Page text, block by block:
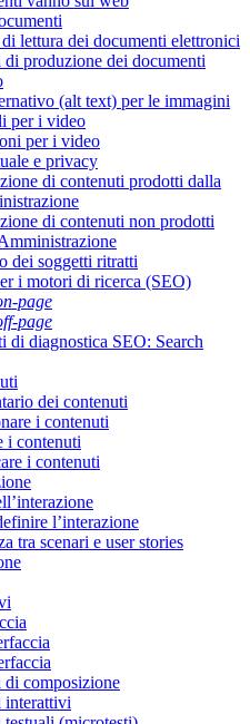
lettura dei documenti elettronici
produzione dei documenti
(alt text) per le immagini
per i video
per i video
e privacy
di contenuti prodotti dalla
di contenuti non prodotti
dei soggetti ritratti
i motori di ricerca (SEO)
page
page
di diagnostica SEO: Search
dei contenuti
i contenuti
i contenuti
i contenuti
l’interazione
tra scenari e user stories
di composizione
interattivi